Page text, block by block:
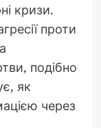
кризи.
проти
подібно
як
через